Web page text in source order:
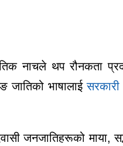
नाचले थप रौनकता
जातिको भाषालाईसरकारी
जनजातिहरूको माया,